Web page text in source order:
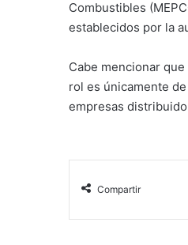
Combustibles
establecidos por la
Cabe mencionar
rol es únicamente
empresas
Compartir